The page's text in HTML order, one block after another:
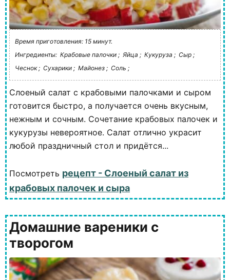
Время приготовления: 15 минут.
Ингредиенты: Крабовые палочки ; Яйца ; Кукуруза ; Сыр ;
Чеснок ; Сухарики ; Майонез ; Соль ;
Слоеный салат с крабовыми палочками и сыром
готовится быстро, а получается очень вкусным,
нежным и сочным. Сочетание крабовых палочек и
кукурузы невероятное. Салат отлично украсит
любой праздничный стол и придётся...
Посмотреть рецепт - Слоеный салат из
крабовых палочек и сыра
Домашние вареники с
творогом